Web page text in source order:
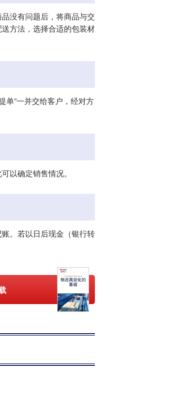
没有问题后，将商品与交
方法，选择合适的包装材
单”一并交给客户，经对方
以确定销售情况。
。若以日后现金（银行转